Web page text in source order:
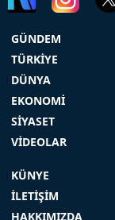
GÜNDEM
TÜRKİYE
DÜNYA
EKONOMİ
SİYASET
VİDEOLAR
KÜNYE
İLETİŞİM
HAKKIMIZDA